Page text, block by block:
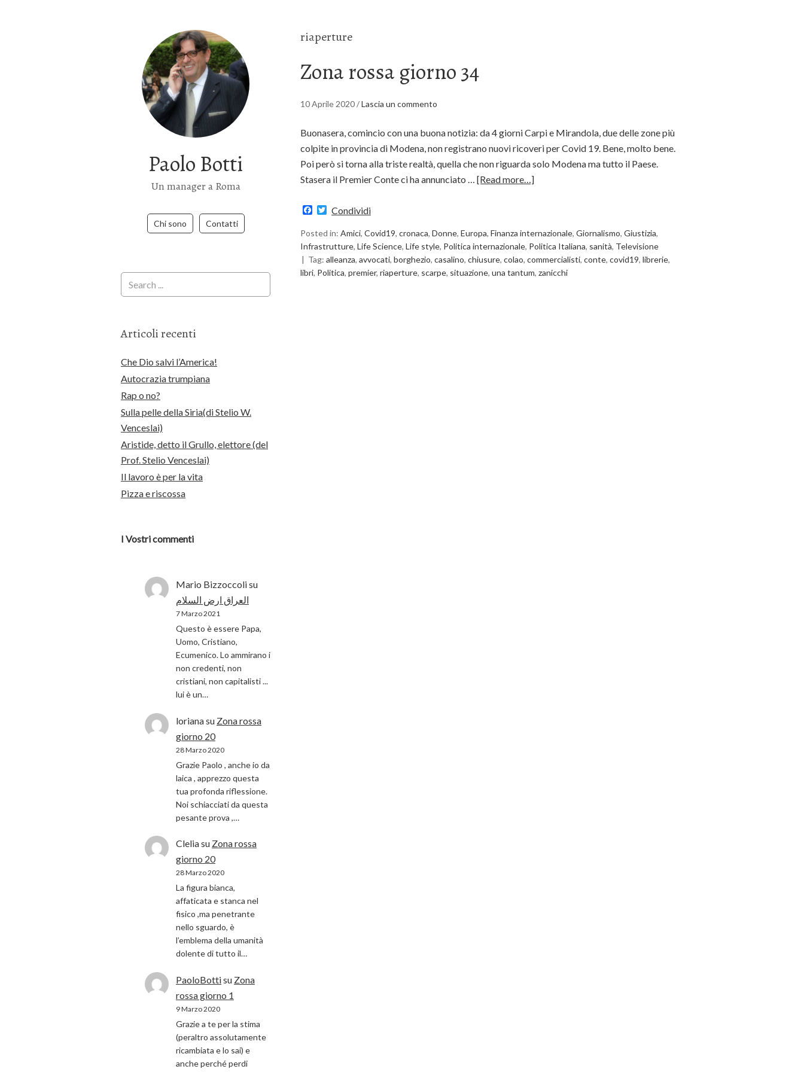
Paolo Botti
Un manager a Roma
Chi sono Contatti
riaperture
Zona rossa giorno 34
10 Aprile 2020/Lascia un commento
Buonasera, comincio con una buona notizia: da 4 giorni Carpi e Mirandola, due delle zone più
colpite in provincia di Modena, non registrano nuovi ricoveri per Covid 19. Bene, molto bene.
Poi però si torna alla triste realtà, quella che non riguarda solo Modena ma tutto il Paese.
Stasera il Premier Conte ci ha annunciato … [Read more…]
Facebook
Twitter
Condividi
Posted in: Amici, Covid19, cronaca, Donne, Europa, Finanza internazionale, Giornalismo, Giustizia,
Infrastrutture, Life Science, Life style, Politica internazionale, Politica Italiana, sanità, Televisione
Tag: alleanza, avvocati, borghezio, casalino, chiusure, colao, commercialisti, conte, covid19, librerie,
libri, Politica, premier, riaperture, scarpe, situazione, una tantum, zanicchi
Articoli recenti
Che Dio salvi l’America!
Autocrazia trumpiana
Rap o no?
Sulla pelle della Siria(di Stelio W.
Venceslai)
Aristide, detto il Grullo, elettore (del
Prof. Stelio Venceslai)
Il lavoro è per la vita
Pizza e riscossa
I Vostri commenti
Mario Bizzoccolisu
العراق ارض السلام
7 Marzo 2021
Questo è essere Papa,
Uomo, Cristiano,
Ecumenico. Lo ammirano i
non credenti, non
cristiani, non capitalisti ...
lui è un…
lorianasu Zona rossa
giorno 20
28 Marzo 2020
Grazie Paolo , anche io da
laica , apprezzo questa
tua profonda riflessione.
Noi schiacciati da questa
pesante prova ,…
Cleliasu Zona rossa
giorno 20
28 Marzo 2020
La figura bianca,
affaticata e stanca nel
fisico ,ma penetrante
nello sguardo, è
l’emblema della umanità
dolente di tutto il…
PaoloBottisu Zona
rossa giorno 1
9 Marzo 2020
Grazie a te per la stima
(peraltro assolutamente
ricambiata e lo sai) e
anche perché perdi